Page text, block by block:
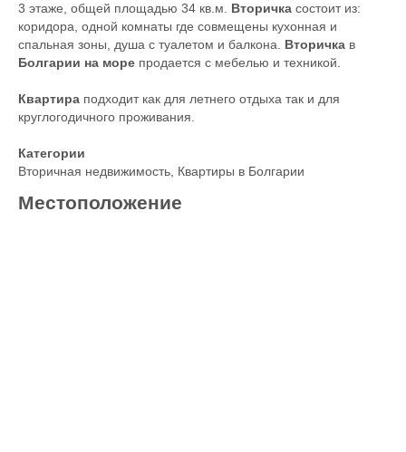
3 этаже, общей площадью 34 кв.м. Вторичка состоит из:
коридора, одной комнаты где совмещены кухонная и
спальная зоны, душа с туалетом и балкона. Вторичка в
Болгарии на море продается с мебелью и техникой.
Квартира подходит как для летнего отдыха так и для
круглогодичного проживания.
Категории
Вторичная недвижимость, Квартиры в Болгарии
Местоположение